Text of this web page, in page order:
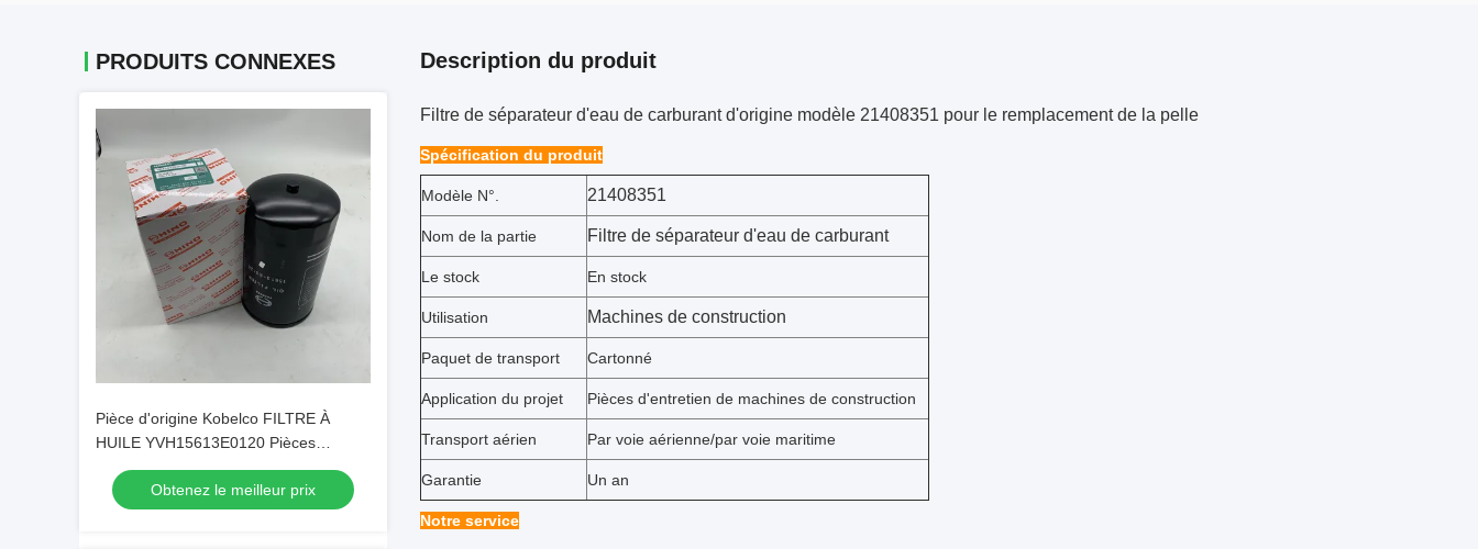
PRODUITS CONNEXES
Pièce d'origine Kobelco FILTRE À
HUILE YVH15613E0120 Pièces
d'origine
Obtenez le meilleur prix
Description du produit
Filtre de séparateur d'eau de carburant d'origine modèle 21408351 pour le remplacement de la pelle
Spécification du produit
Modèle N°. 21408351
Nom de la partie Filtre de séparateur d'eau de carburant
Le stock En stock
Utilisation Machines de construction
Paquet de transport Cartonné
Application du projet Pièces d'entretien de machines de construction
Transport aérien Par voie aérienne/par voie maritime
Garantie Un an
Notre service